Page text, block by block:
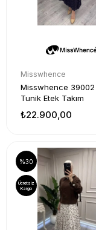
Misswhence
Misswhence
Tunik Etek Takım
₺22.900,00
%30
Ücretsiz
Kargo